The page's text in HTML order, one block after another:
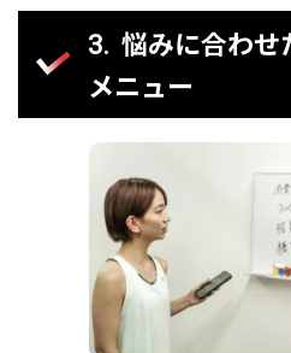
悩みに合わせ
メニュー